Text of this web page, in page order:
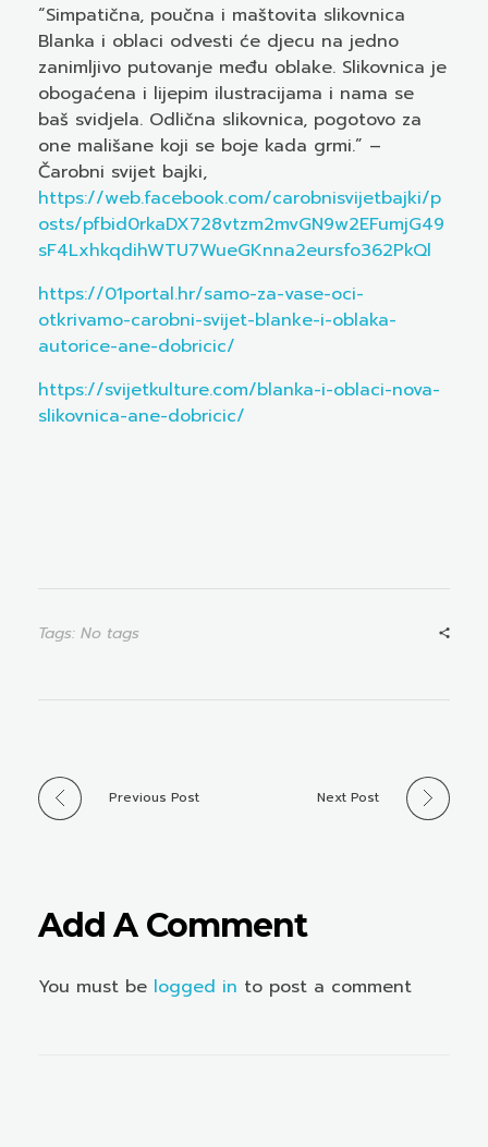
“Simpatična, poučna i maštovita slikovnica
Blanka i oblaci odvesti će djecu na jedno
zanimljivo putovanje među oblake. Slikovnica je
obogaćena i lijepim ilustracijama i nama se
baš svidjela. Odlična slikovnica, pogotovo za
one mališane koji se boje kada grmi.” –
Čarobni svijet bajki,
https://web.facebook.com/carobnisvijetbajki/p
osts/pfbid0rkaDX728vtzm2mvGN9w2EFumjG49
sF4LxhkqdihWTU7WueGKnna2eursfo362PkQl
https://01portal.hr/samo-za-vase-oci-
otkrivamo-carobni-svijet-blanke-i-oblaka-
autorice-ane-dobricic/
https://svijetkulture.com/blanka-i-oblaci-nova-
slikovnica-ane-dobricic/
Tags: No tags
Previous Post Next Post
Add A Comment
You must be logged in to post a comment